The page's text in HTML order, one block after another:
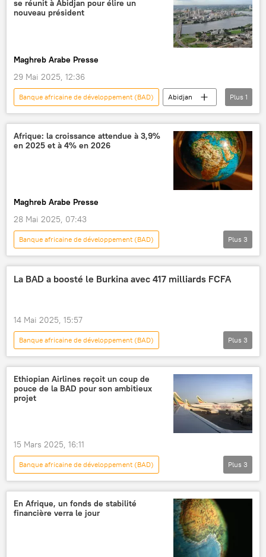
se réunit à Abidjan pour élire un
nouveau président
Maghreb Arabe Presse
29 Mai 2025, 12:36
Banque africaine de développement (BAD)
Abidjan
élections
Plus 1
Afrique: la croissance attendue à 3,9%
en 2025 et à 4% en 2026
Maghreb Arabe Presse
28 Mai 2025, 07:43
Banque africaine de développement (BAD)
croissance
croissance économique
Afrique
Plus 3
La BAD a boosté le Burkina avec 417 milliards FCFA
14 Mai 2025, 15:57
Banque africaine de développement (BAD)
Sputnik Afrique Officiel
Burkina Faso
Afrique subsaharienne
Plus 3
Ethiopian Airlines reçoit un coup de
pouce de la BAD pour son ambitieux
projet
15 Mars 2025, 16:11
Banque africaine de développement (BAD)
Ethiopian Airlines
Ethiopie
investissements
Plus 3
En Afrique, un fonds de stabilité
financière verra le jour